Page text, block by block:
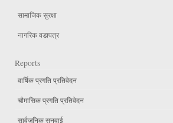
सामाजिक सुरक्षा
नागरिक वडापत्र
Reports
वार्षिक प्रगति प्रतिवेदन
चौमासिक प्रगति प्रतिवेदन
सार्वजनिक सुनुवाई